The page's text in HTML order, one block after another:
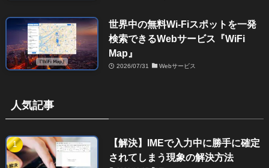
世界中の無料Wi-Fiスポットを一発
検索できるWebサービス『WiFi
Map』
2026/07/31 Webサービス
人気記事
【解決】IMEで入力中に勝手に確定
されてしまう現象の解決方法